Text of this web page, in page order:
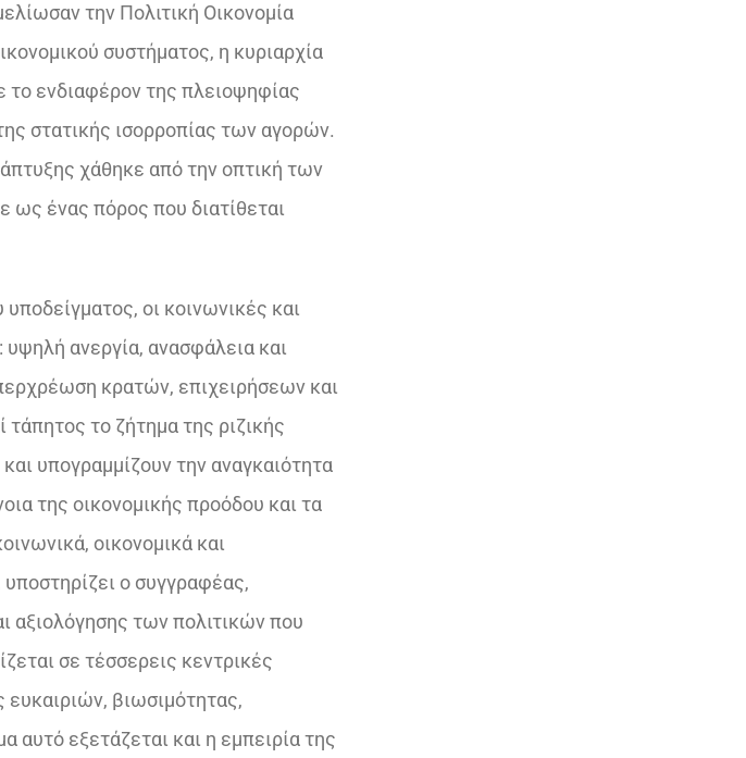
την Πολιτική Οικονομία
συστήματος, η κυριαρχία
το ενδιαφέρον της πλειοψηφίας
στατικής ισορροπίας των αγορών.
χάθηκε από την οπτική των
ένας πόρος που διατίθεται
οι κοινωνικές και
υψηλή ανεργία, ανασφάλεια και
κρατών, επιχειρήσεων και
τάπητος το ζήτημα της ριζικής
υπογραμμίζουν την αναγκαιότητα
της οικονομικής προόδου και τα
οικονομικά και
ο συγγραφέας,
αξιολόγησης των πολιτικών που
σε τέσσερεις κεντρικές
ευκαιριών, βιωσιμότητας,
εξετάζεται και η εμπειρία της